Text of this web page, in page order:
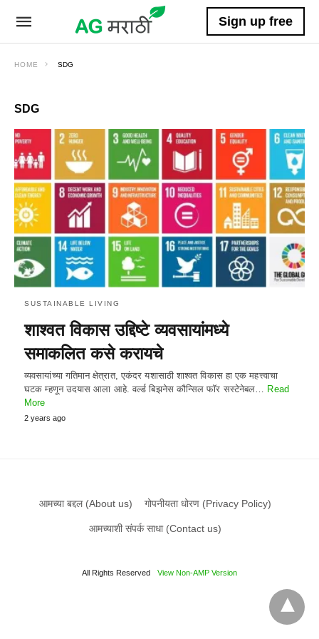
Sign up free
HOME SDG
SDG
SUSTAINABLE LIVING
शाश्वत विकास उद्दिष्टे व्यवसायांमध्ये
समाकलित कसे करायचे
व्यवसायांच्या गतिमान क्षेत्रात, एकंदर यशासाठी शाश्वत विकास हा एक महत्त्वाचा
घटक म्हणून उदयास आला आहे. वर्ल्ड बिझनेस कौन्सिल फॉर सस्टेनेबल… Read
More
2 years ago
आमच्या बद्दल (About us) गोपनीयता धोरण (Privacy Policy)
आमच्याशी संपर्क साधा (Contact us)
All Rights Reserved View Non-AMP Version